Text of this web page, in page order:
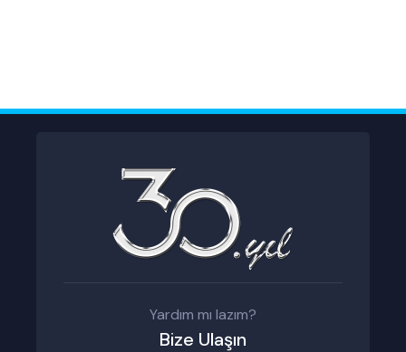
Yardım mı lazım?
Bize Ulaşın